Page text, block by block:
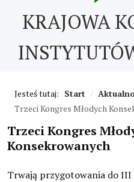
Kontakt
ABC IŚ
Historia IŚ
Dokumenty Kościoła
KRAJOWA
Jesteś tutaj: Start /
Trzeci Kongres Młodych
Trzeci Kongres
Konsekrowanych
Trwają przygotowania do III